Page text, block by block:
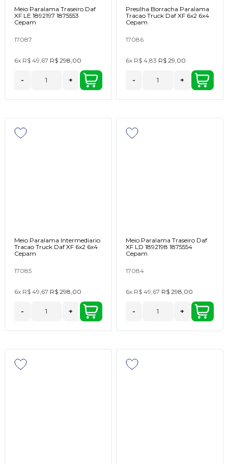
Meio Paralama Traseiro Daf
XF LE 1892197 1875553
Cepam
17087
6x R$ 49,67 R$ 298,00
- +
Presilha Borracha Paralama
Tracao Truck Daf XF 6x2 6x4
Cepam
17086
6x R$ 4,83 R$ 29,00
- +
Meio Paralama Intermediario
Tracao Truck Daf XF 6x2 6x4
Cepam
17085
6x R$ 49,67 R$ 298,00
- +
Meio Paralama Traseiro Daf
XF LD 1892198 1875554
Cepam
17084
6x R$ 49,67 R$ 298,00
- +